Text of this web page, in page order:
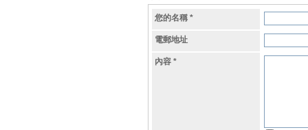
您的名稱 *
電郵地址
內容 *